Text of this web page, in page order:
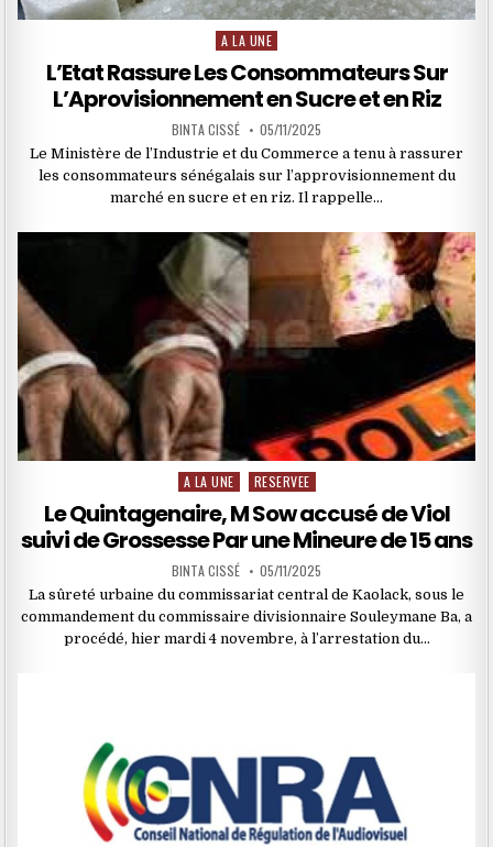
Posted
A LA UNE
L’Etat Rassure Les Consommateurs Sur
L’Aprovisionnement en Sucre et en Riz
BINTA CISSÉ 05/11/2025
Le Ministère de l’Industrie et du Commerce a tenu à rassurer
les consommateurs sénégalais sur l’approvisionnement du
marché en sucre et en riz. Il rappelle…
Posted
A LA UNE RESERVEE
Le Quintagenaire, M Sow accusé de Viol
suivi de Grossesse Par une Mineure de 15 ans
BINTA CISSÉ 05/11/2025
La sûreté urbaine du commissariat central de Kaolack, sous le
commandement du commissaire divisionnaire Souleymane Ba, a
procédé, hier mardi 4 novembre, à l’arrestation du…